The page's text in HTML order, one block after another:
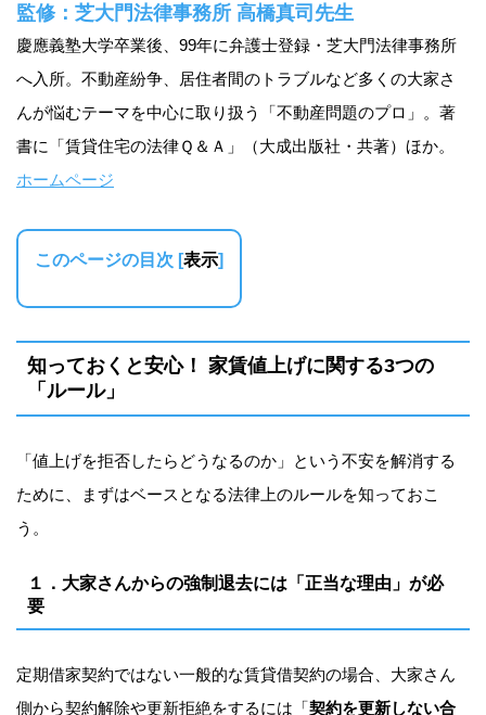
監修：芝大門法律事務所 高橋真司先生
慶應義塾大学卒業後、99年に弁護士登録・芝大門法律事務所
へ入所。不動産紛争、居住者間のトラブルなど多くの大家さ
んが悩むテーマを中心に取り扱う「不動産問題のプロ」。著
書に「賃貸住宅の法律Ｑ＆Ａ」（大成出版社・共著）ほか。
ホームページ
このページの目次 [表示]
知っておくと安心！ 家賃値上げに関する3つの
「ルール」
「値上げを拒否したらどうなるのか」という不安を解消する
ために、まずはベースとなる法律上のルールを知っておこ
う。
１．大家さんからの強制退去には「正当な理由」が必
要
定期借家契約ではない一般的な賃貸借契約の場合、大家さん
側から契約解除や更新拒絶をするには「契約を更新しない合